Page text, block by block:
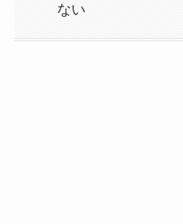
ない